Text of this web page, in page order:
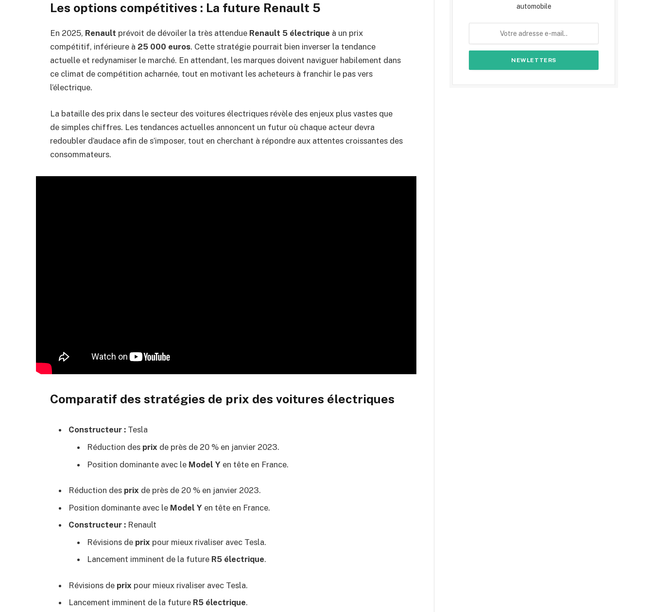
Les options compétitives : La future Renault 5
En 2025, Renault prévoit de dévoiler la très attendue Renault 5 électrique à un prix
compétitif, inférieure à 25 000 euros. Cette stratégie pourrait bien inverser la tendance
actuelle et redynamiser le marché. En attendant, les marques doivent naviguer habilement dans
ce climat de compétition acharnée, tout en motivant les acheteurs à franchir le pas vers
l’électrique.
La bataille des prix dans le secteur des voitures électriques révèle des enjeux plus vastes que
de simples chiffres. Les tendances actuelles annoncent un futur où chaque acteur devra
redoubler d’audace afin de s’imposer, tout en cherchant à répondre aux attentes croissantes des
consommateurs.
Comparatif des stratégies de prix des voitures électriques
Constructeur : Tesla
Réduction des prix de près de 20 % en janvier 2023.
Position dominante avec le Model Y en tête en France.
Réduction des prix de près de 20 % en janvier 2023.
Position dominante avec le Model Y en tête en France.
Constructeur : Renault
Révisions de prix pour mieux rivaliser avec Tesla.
Lancement imminent de la future R5 électrique.
Révisions de prix pour mieux rivaliser avec Tesla.
Lancement imminent de la future R5 électrique.
automobile